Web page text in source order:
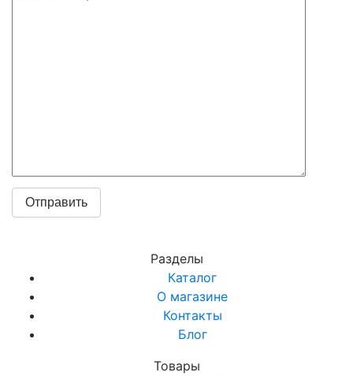
Разделы
Каталог
О магазине
Контакты
Блог
Товары